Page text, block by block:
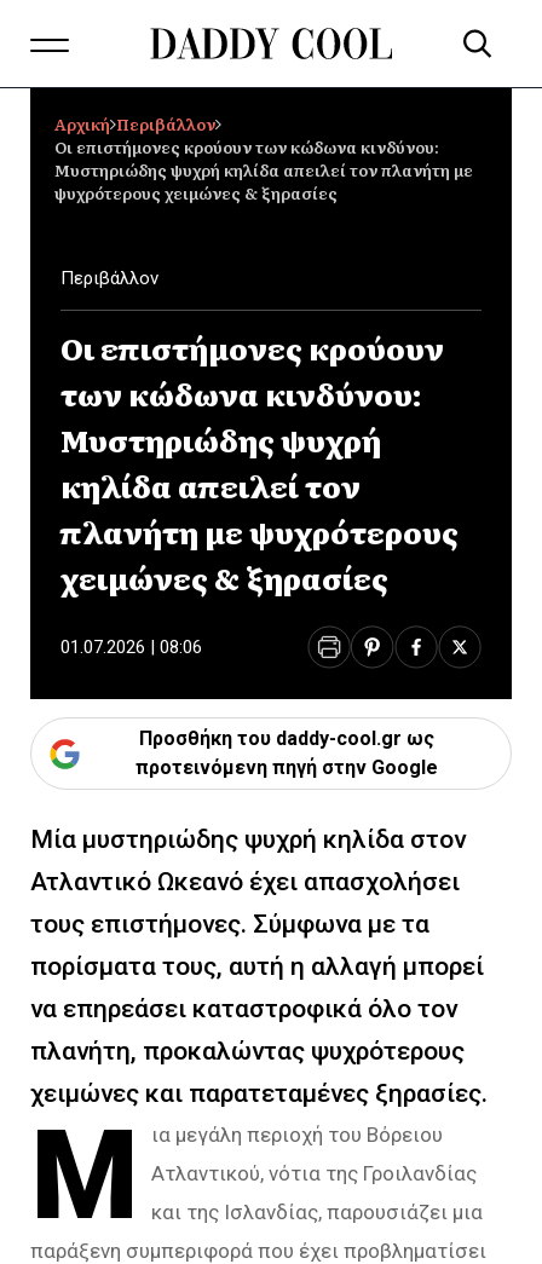
Αρχική Περιβάλλον
Οι επιστήμονες κρούουν των κώδωνα κινδύνου:
Μυστηριώδης ψυχρή κηλίδα απειλεί τον πλανήτη με
ψυχρότερους χειμώνες & ξηρασίες
Περιβάλλον
Οι επιστήμονες κρούουν
των κώδωνα κινδύνου:
Μυστηριώδης ψυχρή
κηλίδα απειλεί τον
πλανήτη με ψυχρότερους
χειμώνες & ξηρασίες
01.07.2026 | 08:06
Προσθήκη του daddy-cool.gr ως
προτεινόμενη πηγή στην Google
Μία μυστηριώδης ψυχρή κηλίδα στον
Ατλαντικό Ωκεανό έχει απασχολήσει
τους επιστήμονες. Σύμφωνα με τα
πορίσματα τους, αυτή η αλλαγή μπορεί
να επηρεάσει καταστροφικά όλο τον
πλανήτη, προκαλώντας ψυχρότερους
χειμώνες και παρατεταμένες ξηρασίες.
Μ
ια μεγάλη περιοχή του Βόρειου
Ατλαντικού, νότια της Γροιλανδίας
και της Ισλανδίας, παρουσιάζει μια
παράξενη συμπεριφορά που έχει προβληματίσει